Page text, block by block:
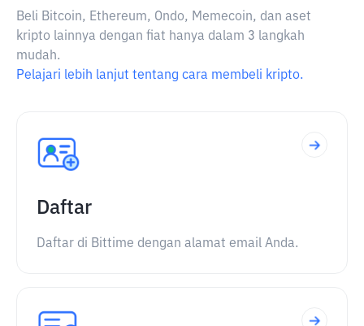
Beli Bitcoin, Ethereum, Ondo, Memecoin, dan aset
kripto lainnya dengan fiat hanya dalam 3 langkah
mudah.
Pelajari lebih lanjut tentang cara membeli kripto.
Daftar
Daftar di Bittime dengan alamat email Anda.